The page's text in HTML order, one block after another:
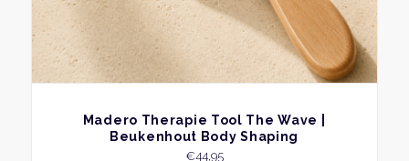
BEKIJK
Madero Therapie Tool The Wave |
Beukenhout Body Shaping
€44,95